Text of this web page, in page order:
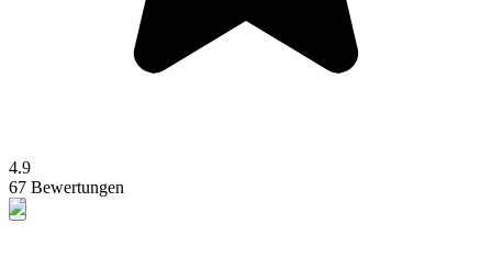
4.9
67 Bewertungen